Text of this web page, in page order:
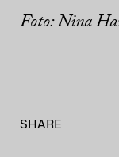
Foto: Nina
SHARE